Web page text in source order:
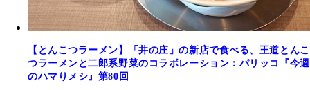
【とんこつラーメン】「井の庄」の新店で食べる、王道とんこ
つラーメンと二郎系野菜のコラボレーション：パリッコ『今週
のハマりメシ』第80回